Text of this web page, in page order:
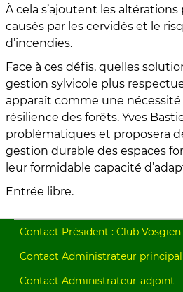
À cela s’ajoutent les
causés par les cervidés et le
d’incendies.
Face à ces défis, quelles
gestion sylvicole plus
apparaît comme une
résilience des forêts. Yves
problématiques et proposera
gestion durable des espaces
leur formidable capacité
Entrée libre.
Contact Président : Club Vosgien
Contact Administrateur principal
Contact Administrateur-adjoint